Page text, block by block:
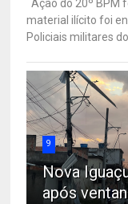
Ação do 20º BPM
material ilícito foi
Policiais militares
9
Nova
após